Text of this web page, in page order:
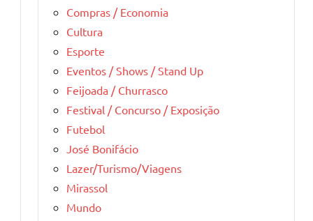
Compras / Economia
Cultura
Esporte
Eventos / Shows / Stand Up
Feijoada / Churrasco
Festival / Concurso / Exposição
Futebol
José Bonifácio
Lazer/Turismo/Viagens
Mirassol
Mundo